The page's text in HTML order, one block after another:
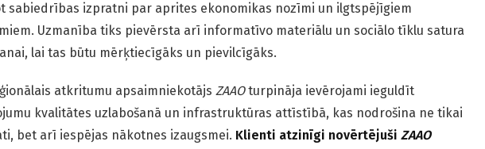
sabiedrības izpratni par aprites ekonomikas nozīmi un ilgtspējīgiem
Uzmanība tiks pievērsta arī informatīvo materiālu un sociālo tīklu satura
lai tas būtu mērķtiecīgāks un pievilcīgāks.
atkritumu apsaimniekotājs ZAAOturpināja ievērojami ieguldīt
kvalitātes uzlabošanā un infrastruktūras attīstībā, kas nodrošina ne tikai
bet arī iespējas nākotnes izaugsmei. Klienti atzinīgi novērtējuši ZAAO